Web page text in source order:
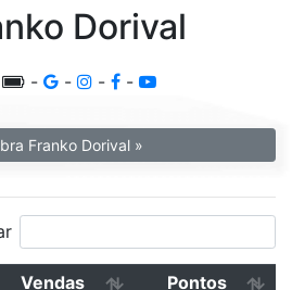
Dorival
- - - -
Franko Dorival »
Vendas Pontos